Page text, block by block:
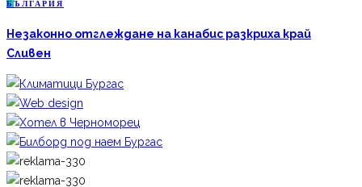
Б ЪЛГАРИЯ
Незаконно отглеждане на канабис разкриха край
Сливен